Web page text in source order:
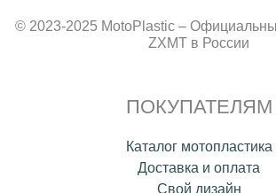
© 2023-2025 MotoPlastic –
ZXMT в России
ПОКУПАТЕЛЯМ
Каталог мотопластика
Доставка и оплата
Свой дизайн